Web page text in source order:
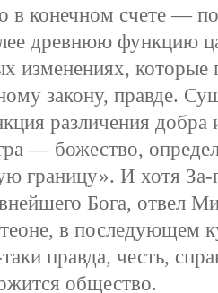
в конечном счете —
древнюю функцию
изменениях, которые
закону, правде.
различения добра
— божество,
границу». И хотя
Бога, отвел
в последующем
правда, честь,
общество.